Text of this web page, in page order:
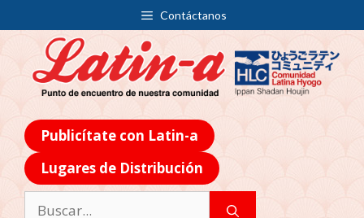
Contáctanos
Publicítate con Latin-a
Lugares de Distribución